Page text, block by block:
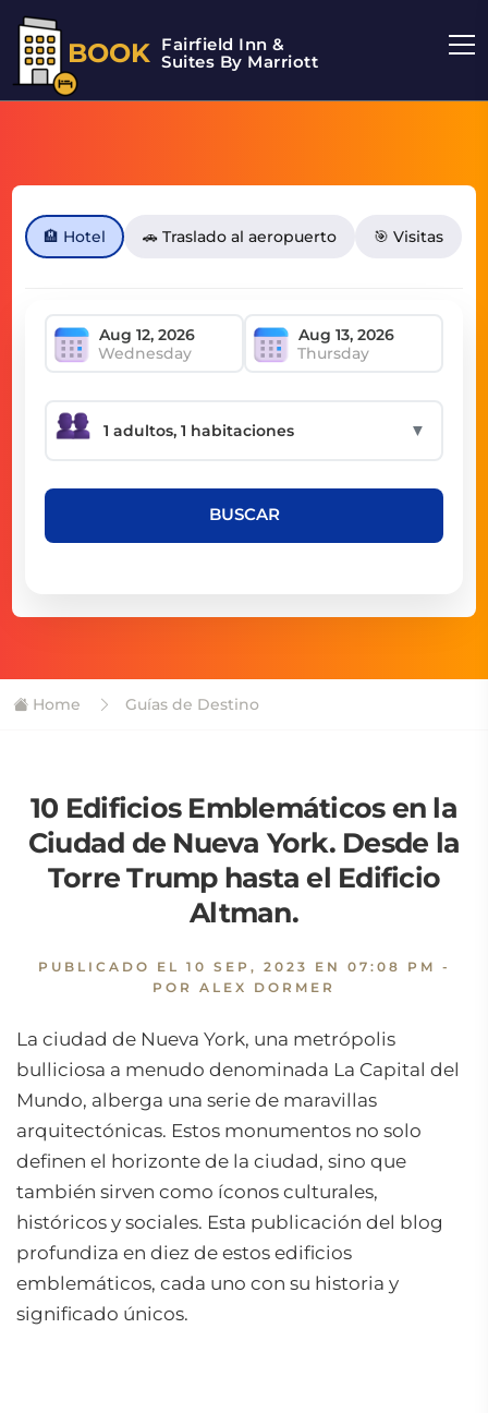
BOOK Fairfield Inn &
Suites By Marriott
🏨 Hotel 🚗 Traslado al aeropuerto 🎯 Visitas
Wednesday Thursday
▼
BUSCAR
Home Guías de Destino
10 Edificios Emblemáticos en la
Ciudad de Nueva York. Desde la
Torre Trump hasta el Edificio
Altman.
PUBLICADO EL 10 SEP, 2023 EN 07:08 PM -
POR ALEX DORMER
La ciudad de Nueva York, una metrópolis
bulliciosa a menudo denominada La Capital del
Mundo, alberga una serie de maravillas
arquitectónicas. Estos monumentos no solo
definen el horizonte de la ciudad, sino que
también sirven como íconos culturales,
históricos y sociales. Esta publicación del blog
profundiza en diez de estos edificios
emblemáticos, cada uno con su historia y
significado únicos.